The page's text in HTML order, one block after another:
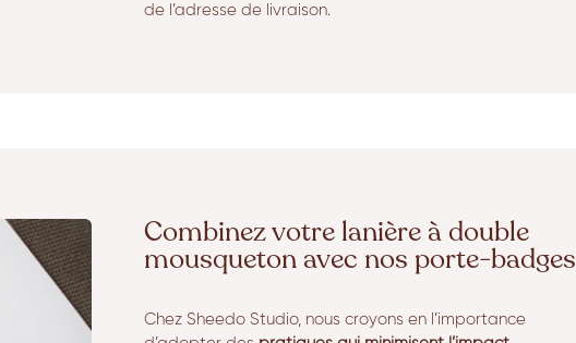
de l’adresse de livraison.
Combinez votre lanière à double
mousqueton avec nos porte-badges
Chez Sheedo Studio, nous croyons en l’importance